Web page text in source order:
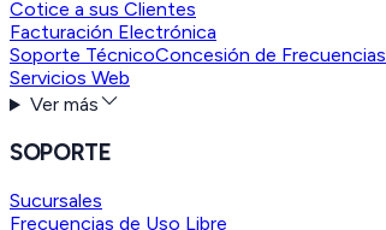
Cotice a sus Clientes
Facturación Electrónica
Soporte TécnicoConcesión de Frecuencias
Servicios Web
Ver más
SOPORTE
Sucursales
Frecuencias de Uso Libre